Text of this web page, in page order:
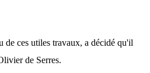
de ces utiles travaux, a décidé qu'il
de Serres.